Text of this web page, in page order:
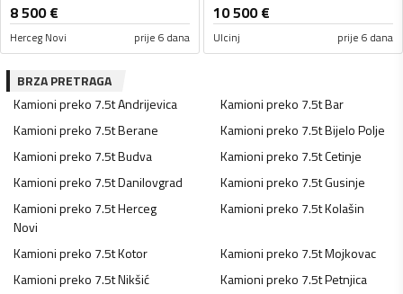
8 500€
Herceg Novi prije 6 dana
10 500€
Ulcinj prije 6 dana
BRZA PRETRAGA
Kamioni preko 7.5tAndrijevica Kamioni preko 7.5tBar
Kamioni preko 7.5tBerane Kamioni preko 7.5tBijelo Polje
Kamioni preko 7.5tBudva Kamioni preko 7.5tCetinje
Kamioni preko 7.5tDanilovgrad Kamioni preko 7.5tGusinje
Kamioni preko 7.5tHerceg
Novi
Kamioni preko 7.5tKolašin
Kamioni preko 7.5tKotor Kamioni preko 7.5tMojkovac
Kamioni preko 7.5tNikšić Kamioni preko 7.5tPetnjica